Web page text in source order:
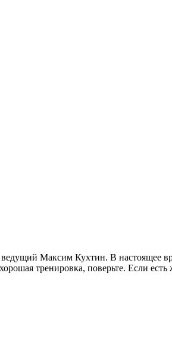
Максим Кухтин. В настоящее
тренировка, поверьте. Если